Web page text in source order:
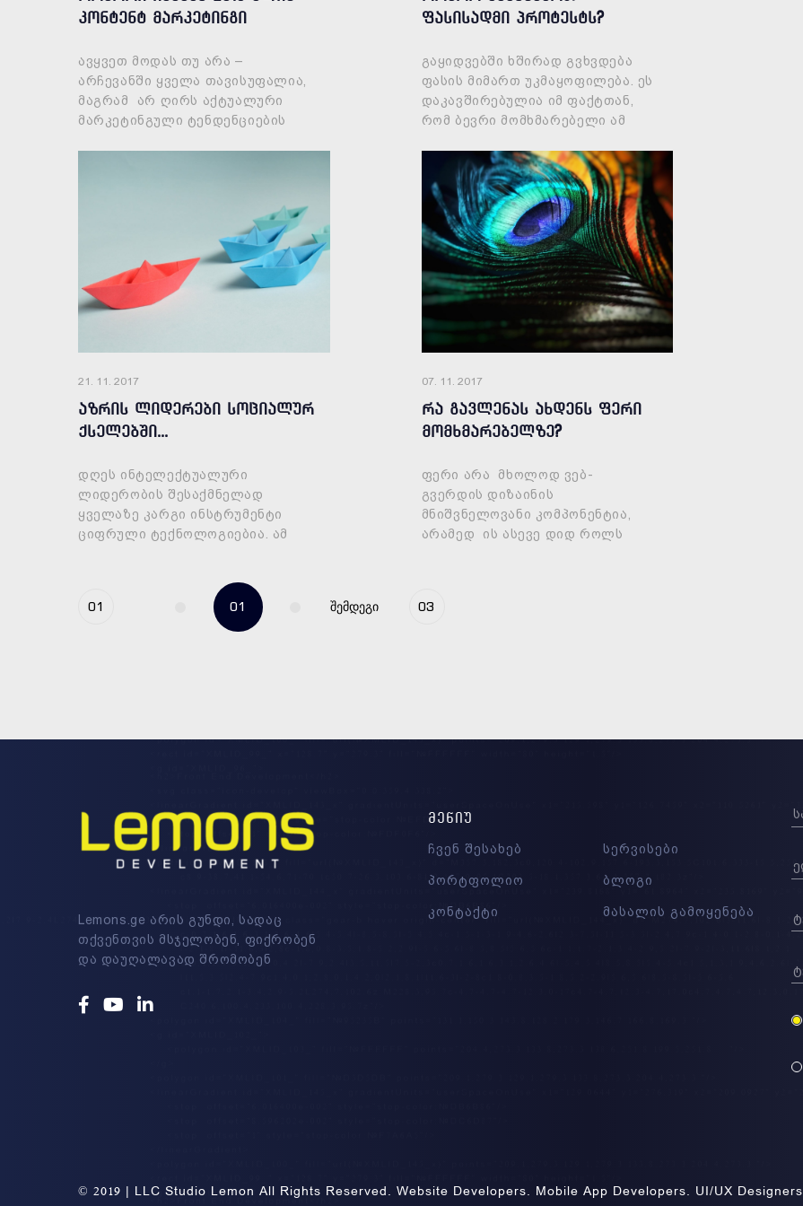
კონტენტ მარკეტინგი
ავყვეთ მოდას თუ არა –
არჩევანში ყველა თავისუფალია,
მაგრამ არ ღირს აქტუალური
მარკეტინგული ტენდენციების
ფასისადმი პროტესტს?
გაყიდვებში ხშირად გვხვდება
ფასის მიმართ უკმაყოფილება. ეს
დაკავშირებულია იმ ფაქტთან,
რომ ბევრი მომხმარებელი ამ
ფასდაკლების მიღებას.
გაყიდვებში ფასდაკლებები
თავიანთ ადგილს
21. 11. 2017
აზრის ლიდერები სოციალურ
ქსელებში...
დღეს ინტელექტუალური
ლიდერობის შესაქმნელად
ყველაზე კარგი ინსტრუმენტი
ციფრული ტექნოლოგიებია. ამ
კომპანიებს შეუძლიათ თავიანთი
მმართვე
07. 11. 2017
რა გავლენას ახდენს ფერი
მომხმარებელზე?
ფერი არა მხოლოდ ვებ-
გვერდის დიზაინის
მნიშვნელოვანი კომპონენტია,
არამედ ის ასევე დიდ როლს
საშუალებით თქ
01 01 შემდეგი 03
Lemons.ge არის გუნდი, სადაც
თქვენთვის მსჯელობენ, ფიქრობენ
და დაუღალავად შრომობენ
FacebookYoutube
ᲛᲔᲜᲘᲣ
ჩვენ შესახებ სერვისები
პორტფოლიო ბლოგი
კონტაქტი მასალის გამოყენება
© 2019 | LLC Studio Lemon All Rights Reserved. Website Developers. Mobile App Developers. UI/UX Designers.